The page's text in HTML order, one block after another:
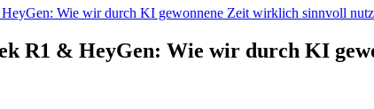
Wie wir durch KI gewonnene Zeit wirklich sinnvoll
R1 & HeyGen: Wie wir durch KI